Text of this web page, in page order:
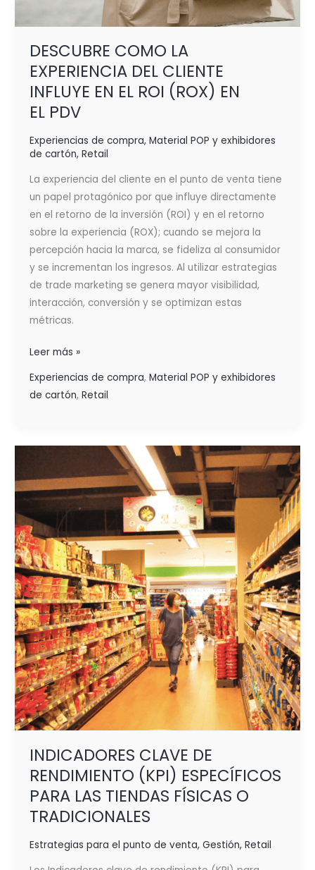
DESCUBRE COMO LA
EXPERIENCIA DEL CLIENTE
INFLUYE EN EL ROI (ROX) EN
EL PDV
Experiencias de compra, Material POP y exhibidores
de cartón, Retail
La experiencia del cliente en el punto de venta tiene
un papel protagónico por que influye directamente
en el retorno de la inversión (ROI) y en el retorno
sobre la experiencia (ROX); cuando se mejora la
percepción hacia la marca, se fideliza al consumidor
y se incrementan los ingresos. Al utilizar estrategias
de trade marketing se genera mayor visibilidad,
interacción, conversión y se optimizan estas
métricas.
Leer más »
Experiencias de compra, Material POP y exhibidores
de cartón, Retail
INDICADORES CLAVE DE
RENDIMIENTO (KPI) ESPECÍFICOS
PARA LAS TIENDAS FÍSICAS O
TRADICIONALES
Estrategias para el punto de venta, Gestión, Retail
DE
RENDIMIENTO
(KPI)
ESPECÍFICOS
PARA
LAS
TIENDAS
FÍSICAS
O
TRADICIONALES